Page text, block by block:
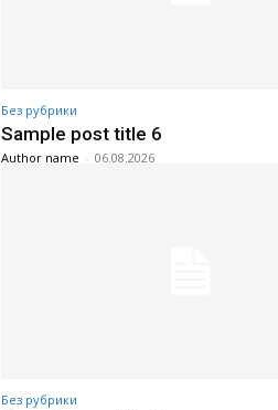
Без рубрики
Sample post title 6
Author name - 06.08.2026
Без рубрики